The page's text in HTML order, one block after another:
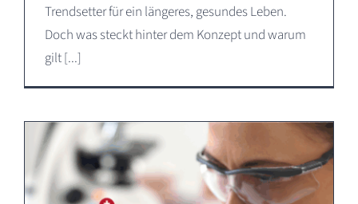
Trendsetter für ein längeres, gesundes Leben.
Doch was steckt hinter dem Konzept und warum
gilt [...]